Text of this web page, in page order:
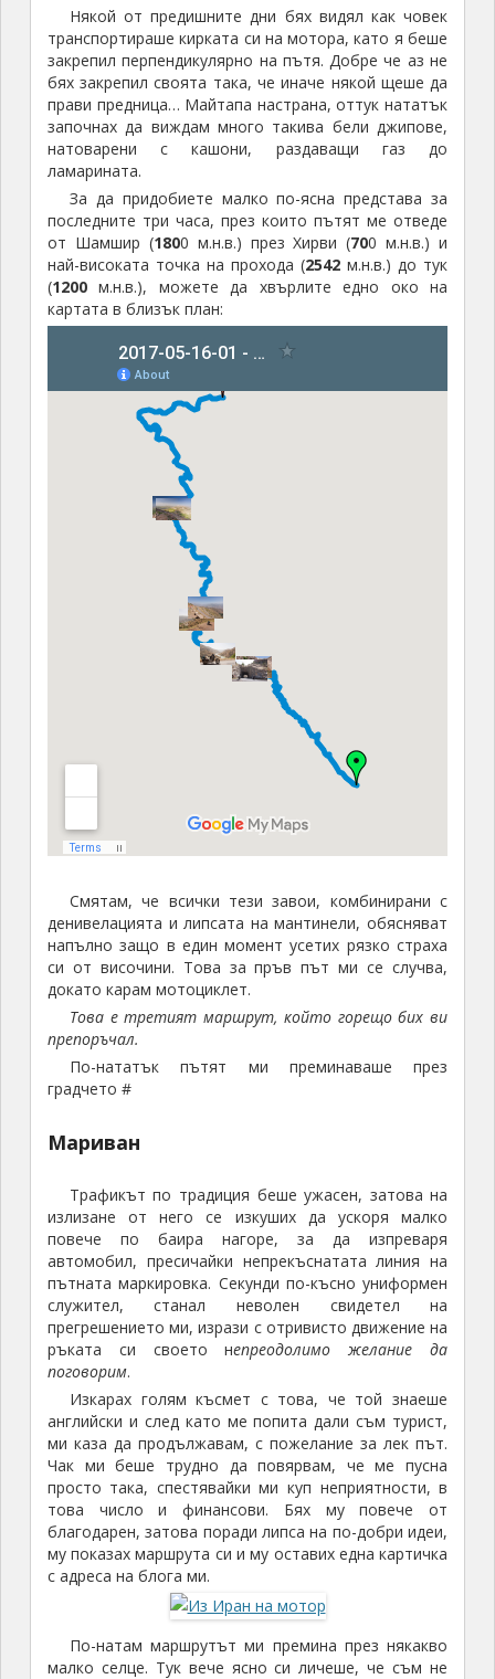
Някой от предишните дни бях видял как човек
транспортираше кирката си на мотора, като я беше
закрепил перпендикулярно на пътя. Добре че аз не
бях закрепил своята така, че иначе някой щеше да
прави предница… Майтапа настрана, оттук нататък
започнах да виждам много такива бели джипове,
натоварени с кашони, раздаващи газ до
ламарината.
За да придобиете малко по-ясна представа за
последните три часа, през които пътят ме отведе
от Шамшир (1800 м.н.в.) през Хирви (700 м.н.в.) и
най-високата точка на прохода (2542 м.н.в.) до тук
(1200м.н.в.), можете да хвърлите едно око на
картата в близък план:
Смятам, че всички тези завои, комбинирани с
денивелацията и липсата на мантинели, обясняват
напълно защо в един момент усетих рязко страха
си от височини. Това за пръв път ми се случва,
докато карам мотоциклет.
Това е третият маршрут, който горещо бих ви
препоръчал.
По-нататък пътят ми преминаваше през
градчето #
Мариван
Трафикът по традиция беше ужасен, затова на
излизане от него се изкуших да ускоря малко
повече по баира нагоре, за да изпреваря
автомобил, пресичайки непрекъснатата линия на
пътната маркировка. Секунди по-късно униформен
служител, станал неволен свидетел на
прегрешението ми, изрази с отривисто движение на
ръката си своето непреодолимо желание да
поговорим.
Изкарах голям късмет с това, че той знаеше
английски и след като ме попита дали съм турист,
ми каза да продължавам, с пожелание за лек път.
Чак ми беше трудно да повярвам, че ме пусна
просто така, спестявайки ми куп неприятности, в
това число и финансови. Бях му повече от
благодарен, затова поради липса на по-добри идеи,
му показах маршрута си и му оставих една картичка
с адреса на блога ми.
По-натам маршрутът ми премина през някакво
малко селце. Тук вече ясно си личеше, че съм не